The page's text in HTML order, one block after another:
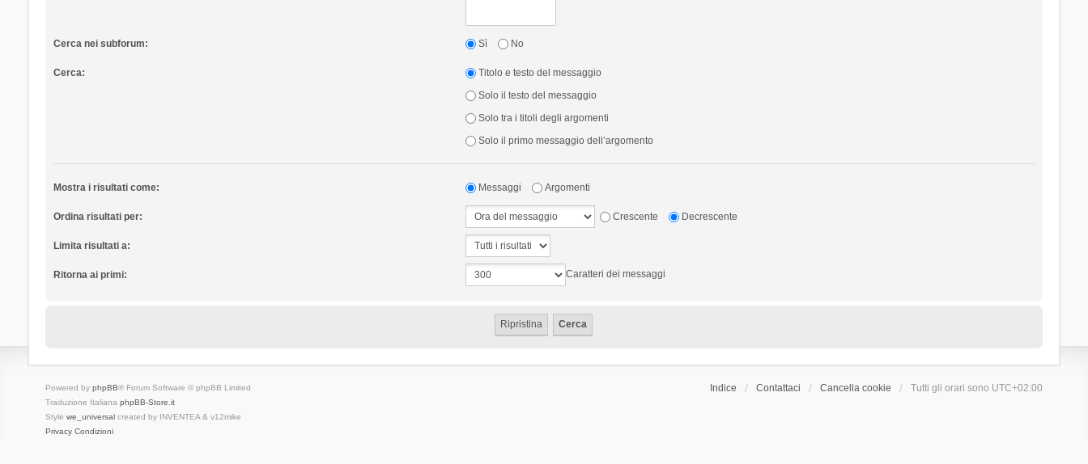
Cerca nei subforum: Sì No
Cerca:
Titolo e testo del messaggio
Solo il testo del messaggio
Solo tra i titoli degli argomenti
Solo il primo messaggio dell’argomento
Mostra i risultati come: Messaggi Argomenti
Ordina risultati per: Crescente Decrescente
Limita risultati a:
Ritorna ai primi: Caratteri dei messaggi
Indice Contattaci Cancella cookie Tutti gli orari sono UTC+02:00
Powered by phpBB® Forum Software © phpBB Limited
Traduzione Italiana phpBB-Store.it
Style we_universalcreated by INVENTEA & v12mike
Privacy Condizioni